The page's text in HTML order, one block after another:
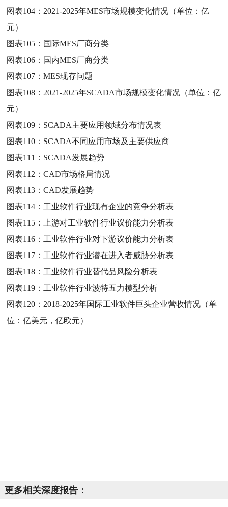
图表104： 2021-2025年MES市场规模变化情况（单位：亿
元）
图表105： 国际MES厂商分类
图表106： 国内MES厂商分类
图表107：MES现存问题
图表108： 2021-2025年SCADA市场规模变化情况（单位：亿
元）
图表109： SCADA主要应用领域分布情况表
图表110： SCADA不同应用市场及主要供应商
图表111： SCADA发展趋势
图表112：CAD市场格局情况
图表113：CAD发展趋势
图表114： 工业软件行业现有企业的竞争分析表
图表115：
上游对工业软件行业议价能力分析表
图表116： 工业软件行业对下游议价能力分析表
图表117： 工业软件行业潜在进入者威胁分析表
图表118： 工业软件行业替代品风险分析表
图表119： 工业软件行业波特五力模型分析
图表120： 2018-2025年国际工业软件巨头企业营收情况（单
位：亿美元，亿欧元）
更多相关深度报告：